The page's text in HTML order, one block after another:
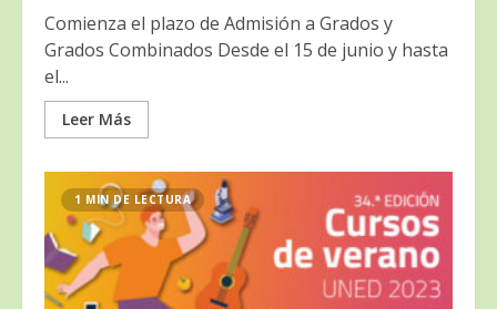
Comienza el plazo de Admisión a Grados y
Grados Combinados Desde el 15 de junio y hasta
el...
Leer Más
1 MIN DE LECTURA